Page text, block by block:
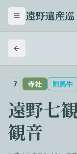
メニューを開く
遠野遺産巡
7 寺社 附馬牛
遠野七
観音